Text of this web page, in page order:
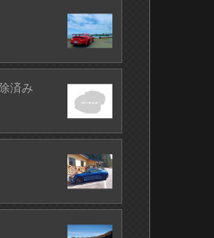
済み